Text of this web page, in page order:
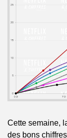
Cette semaine,
des bons